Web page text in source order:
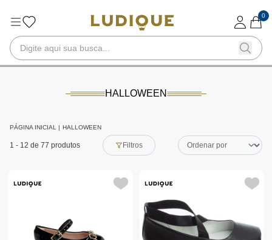
0
HALLOWEEN
PÁGINA INICIAL | HALLOWEEN
1 - 12 de 77 produtos Filtros